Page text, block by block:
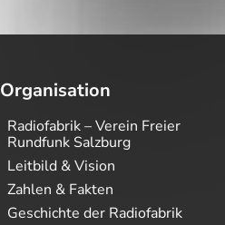
Organisation
Radiofabrik – Verein Freier
Rundfunk Salzburg
Leitbild & Vision
Zahlen & Fakten
Geschichte der Radiofabrik